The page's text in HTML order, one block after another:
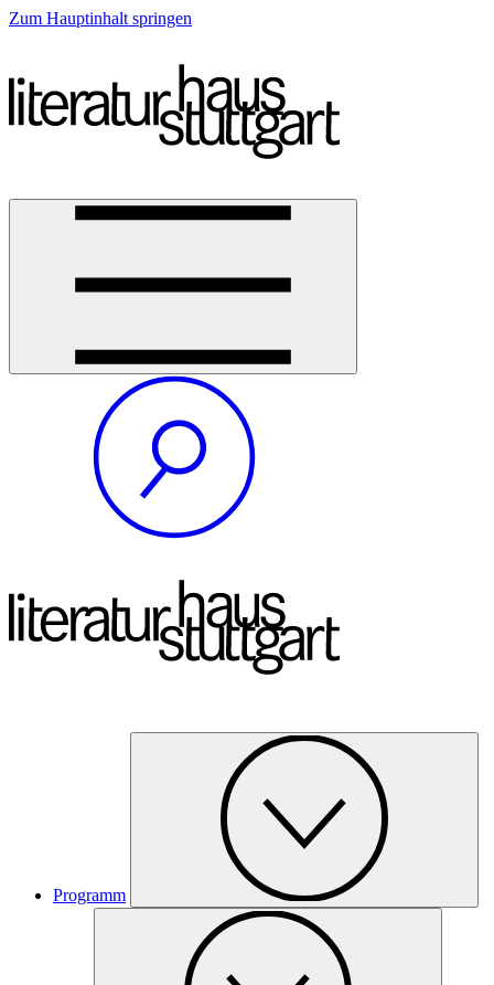
Zum Hauptinhalt springen
Programm